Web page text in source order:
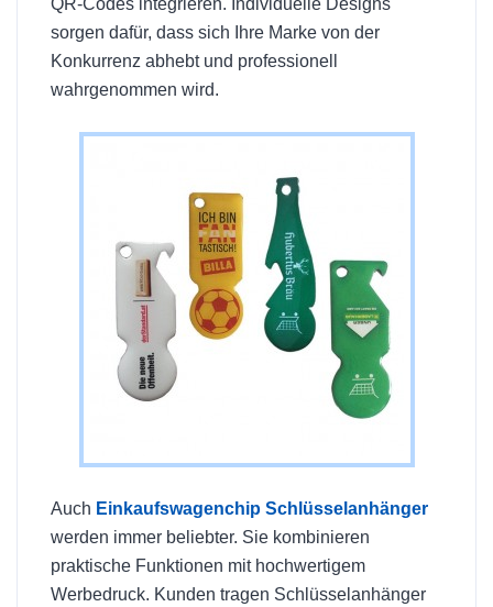
sorgen dafür, dass sich Ihre Marke von der
Konkurrenz abhebt und professionell
wahrgenommen wird.
Auch Einkaufswagenchip Schlüsselanhänger
werden immer beliebter. Sie kombinieren
praktische Funktionen mit hochwertigem
Werbedruck. Kunden tragen Schlüsselanhänger